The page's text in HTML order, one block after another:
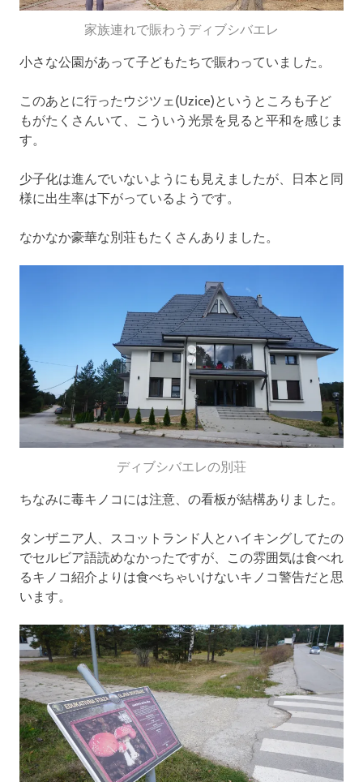
家族連れで賑わうディブシバエレ
小さな公園があって子どもたちで賑わっていました。
このあとに行ったウジツェ(Uzice)というところも子ど
もがたくさんいて、こういう光景を見ると平和を感じま
す。
少子化は進んでいないようにも見えましたが、日本と同
様に出生率は下がっているようです。
なかなか豪華な別荘もたくさんありました。
ディブシバエレの別荘
ちなみに毒キノコには注意、の看板が結構ありました。
タンザニア人、スコットランド人とハイキングしてたの
でセルビア語読めなかったですが、この雰囲気は食べれ
るキノコ紹介よりは食べちゃいけないキノコ警告だと思
います。